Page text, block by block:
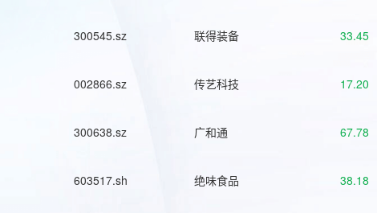
300545.sz 联得装备 33.45
002866.sz 传艺科技 17.20
300638.sz 广和通 67.78
603517.sh 绝味食品 38.18